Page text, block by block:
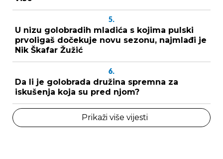
5.
U nizu golobradih mladića s kojima pulski
prvoligaš dočekuje novu sezonu, najmlađi je
Nik Škafar Žužić
6.
Da li je golobrada družina spremna za
iskušenja koja su pred njom?
Prikaži više vijesti